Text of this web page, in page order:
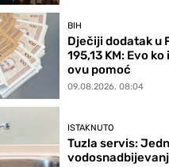
BIH
Dječiji dodatak u
195,13 KM: Evo
ovu pomoć
09.08.2026. 08:04
ISTAKNUTO
Tuzla servis: